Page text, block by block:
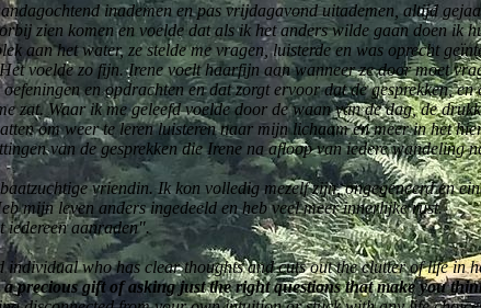
inademen en pas vrijdagavond uitademen, altijd
zien komen en voelde dat als ik het anders wilde gaan doen ik
aan het water, ze stelde me vragen, luisterde en was oprecht
voelde zo fijn. Irene voelt haarfijn aan wanneer ze door moet
en opdrachten en dat zorgt ervoor dat de gesprekken,
zat. Waar ik me geleefd voelde door de waan van de dag, de
om weer te leren luisteren naar mijn lichaam en meer in het
van de gesprekken die Irene na afloop van iedere wandeling
vriendin. Ik kon volledig mezelf zijn, ongegeneerd en
mijn leven anders ingedeeld en heb veel meer innerlijke rust.
iedereen aanraden".
individual who has clear thoughts and cuts out the clutter of life in
a precious gift of asking just the right questions that make you